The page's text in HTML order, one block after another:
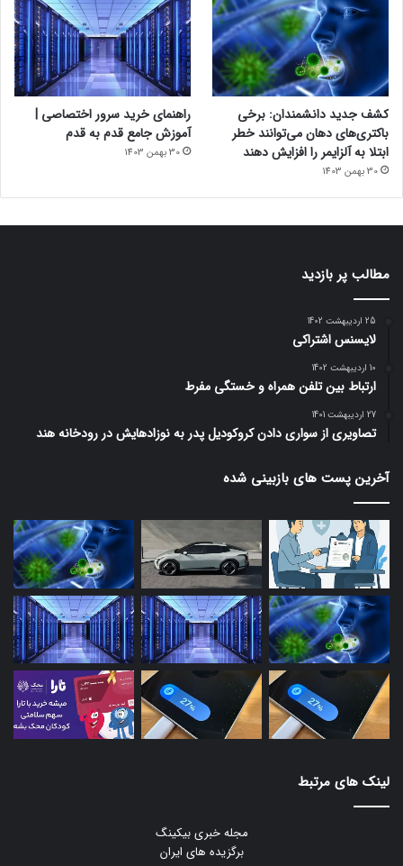
کشف جدید دانشمندان: برخی
باکتری‌های دهان می‌توانند خطر
ابتلا به آلزایمر را افزایش دهند
30 بهمن 1403
راهنمای خرید سرور اختصاصی |
آموزش جامع قدم به قدم
30 بهمن 1403
مطالب پر بازدید
25 اردیبهشت 1402
لایسنس اشتراکی
10 اردیبهشت 1402
ارتباط بین تلفن همراه و خستگی مفرط
27 اردیبهشت 1401
تصاویری از سواری دادن کروکودیل پدر به نوزادهایش در رودخانه هند
آخرین پست های بازبینی شده
لینک های مرتبط
مجله خبری بیکینگ
برگزیده های ایران